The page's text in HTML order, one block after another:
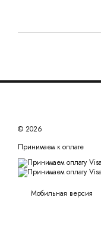
© 2026
Принимаем к оплате
Мобильная версия